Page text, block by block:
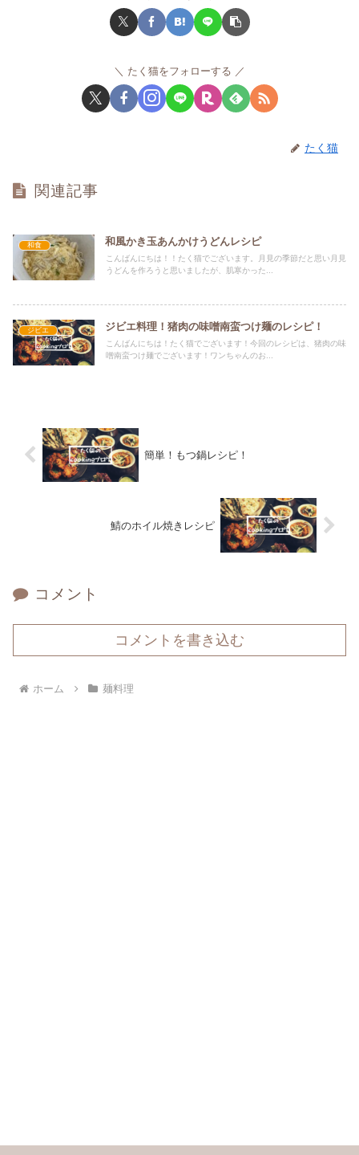
たく猫をフォローする
たく猫
関連記事
和食 和風かき玉あんかけうどんレシピ
こんばんにちは！！たく猫でございます。月見の季節だと思い月見
うどんを作ろうと思いましたが、肌寒かった...
ジビエ ジビエ料理！猪肉の味噌南蛮つけ麺のレシピ！
こんばんにちは！たく猫でございます！今回のレシピは、猪肉の味
噌南蛮つけ麺でございます！ワンちゃんのお...
簡単！もつ鍋レシピ！
鯖のホイル焼きレシピ
コメント
コメントを書き込む
ホーム 麺料理